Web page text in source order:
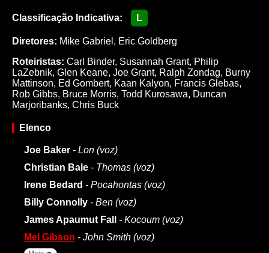
Classificação Indicativa: L
Diretores: Mike Gabriel , Eric Goldberg
Roteiristas: Carl Binder, Susannah Grant, Philip
LaZebnik, Glen Keane, Joe Grant, Ralph Zondag, Burny
Mattinson, Ed Gombert, Kaan Kalyon, Francis Glebas,
Rob Gibbs, Bruce Morris, Todd Kurosawa, Duncan
Marjoribanks, Chris Buck
Elenco
Joe Baker - Lon (voz)
Christian Bale - Thomas (voz)
Irene Bedard - Pocahontas (voz)
Billy Connolly - Ben (voz)
James Apaumut Fall
- Kocoum (voz)
Mel Gibson - John Smith (voz)